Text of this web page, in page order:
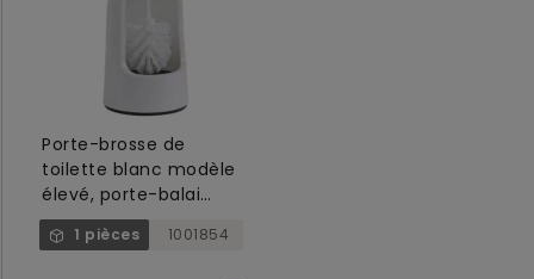
Porte-brosse de
toilette blanc modèle
élevé, porte-balai
inférieur vert
1 pièces 1001854